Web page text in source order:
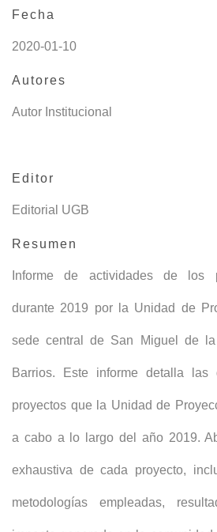
Fecha
2020-01-10
Autores
Autor Institucional
Editor
Editorial UGB
Resumen
Informe de actividades de los
durante 2019 por la Unidad de
sede central de San Miguel de la
Barrios. Este informe detalla las
proyectos que la Unidad de
a cabo a lo largo del año 2019.
exhaustiva de cada proyecto,
metodologías empleadas,